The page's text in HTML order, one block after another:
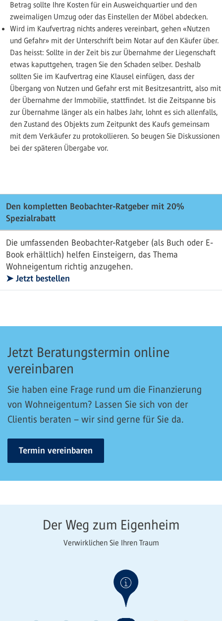
Betrag sollte Ihre Kosten für ein Ausweichquartier und den
zweimaligen Umzug oder das Einstellen der Möbel abdecken.
Wird im Kaufvertrag nichts anderes vereinbart, gehen «Nutzen
und Gefahr» mit der Unterschrift beim Notar auf den Käufer über.
Das heisst: Sollte in der Zeit bis zur Übernahme der Liegenschaft
etwas kaputtgehen, tragen Sie den Schaden selber. Deshalb
sollten Sie im Kaufvertrag eine Klausel einfügen, dass der
Übergang von Nutzen und Gefahr erst mit Besitzesantritt, also mit
der Übernahme der Immobilie, stattfindet. Ist die Zeitspanne bis
zur Übernahme länger als ein halbes Jahr, lohnt es sich allenfalls,
den Zustand des Objekts zum Zeitpunkt des Kaufs gemeinsam
mit dem Verkäufer zu protokollieren. So beugen Sie Diskussionen
bei der späteren Übergabe vor.
Den kompletten Beobachter-Ratgeber mit 20%
Spezialrabatt
Die umfassenden Beobachter-Ratgeber (als Buch oder E-
Book erhältlich) helfen Einsteigern, das Thema
Wohneigentum richtig anzugehen.
➤ Jetzt bestellen
Jetzt Beratungstermin online
vereinbaren
Sie haben eine Frage rund um die Finanzierung
von Wohneigentum? Lassen Sie sich von der
Clientis beraten – wir sind gerne für Sie da.
Termin vereinbaren
Der Weg zum Eigenheim
Verwirklichen Sie Ihren Traum